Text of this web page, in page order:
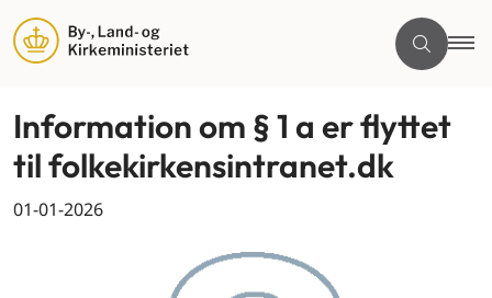
Information om § 1 a er flyttet
til folkekirkensintranet.dk
01-01-2026